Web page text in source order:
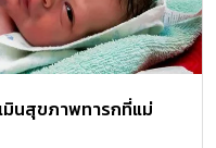
มินสุขภาพทารกที่แม่